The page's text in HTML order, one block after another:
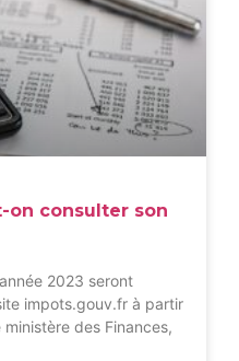
on consulter son
2023 seront
impots.gouv.fr à partir
des Finances,